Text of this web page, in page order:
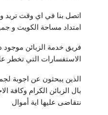
اتصل بنا في اي وقت تريد
امتداد مساحة الكويت و
فريق خدمة الزبائن موجود
الاستفسارات التي تخطر
الذين يبحثون عن اجوبة
بال الزبائن الكرام وكافة
نتقاضى عليها اية أموال